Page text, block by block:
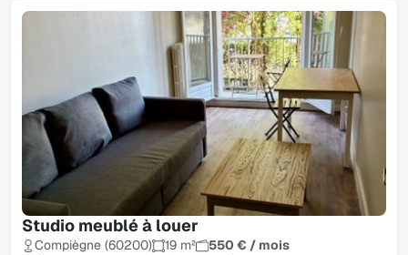
Studio meublé à louer
Compiègne (60200) 19 m²
550 € / mois